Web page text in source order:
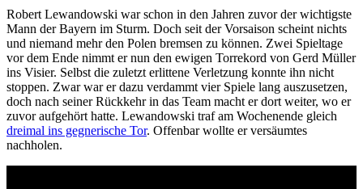
Robert Lewandowski war schon in den Jahren zuvor der wichtigste
Mann der Bayern im Sturm. Doch seit der Vorsaison scheint nichts
und niemand mehr den Polen bremsen zu können. Zwei Spieltage
vor dem Ende nimmt er nun den ewigen Torrekord von Gerd Müller
ins Visier. Selbst die zuletzt erlittene Verletzung konnte ihn nicht
stoppen. Zwar war er dazu verdammt vier Spiele lang auszusetzen,
doch nach seiner Rückkehr in das Team macht er dort weiter, wo er
zuvor aufgehört hatte. Lewandowski traf am Wochenende gleich
dreimal ins gegnerische Tor. Offenbar wollte er versäumtes
nachholen.